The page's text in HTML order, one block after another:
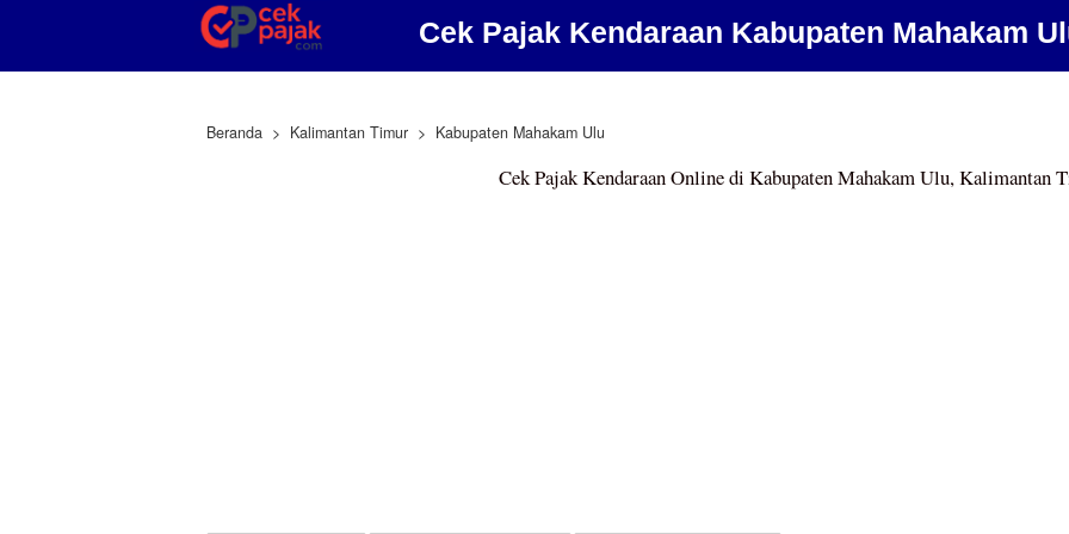
Cek Pajak Kendaraan Kabupaten Mahakam
Beranda Kalimantan Timur Kabupaten Mahakam Ulu
Cek Pajak Kendaraan Online di Kabupaten Mahakam Ulu, Kalimantan